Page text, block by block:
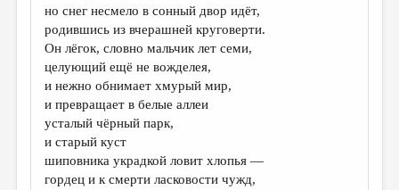
ПРАВИЛА САЙТА
ОТДЕЛЫ И РУБРИКИ
ИЗБРАННОЕ
ДАЙДЖЕСТ
ПРОИЗВЕДЕНИЯ
ПЕРЕВОДЫ
но снег несмело в сонный двор идёт,
родившись из вчерашней круговерти.
Он лёгок, словно мальчик лет семи,
целующий ещё не вожделея,
и нежно обнимает хмурый мир,
и превращает в белые аллеи
усталый чёрный парк,
и старый куст
шиповника украдкой ловит хлопья —
гордец и к смерти ласковости чужд,